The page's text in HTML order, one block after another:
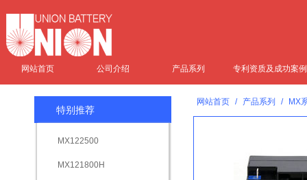
网站首页 公司介绍 产品系列 专利资质及成功案例
特别推荐
MX122500
MX121800H
网站首页 / 产品系列 / MX